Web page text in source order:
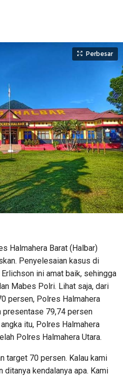
Perbesar
Halmahera Barat (Halbar)
Penyelesaian kasus di
ini amat baik, sehingga
Mabes Polri. Lihat saja, dari
persen, Polres Halmahera
presentase 79,74 persen
itu, Polres Halmahera
Polres Halmahera Utara.
target 70 persen. Kalau kami
ditanya kendalanya apa. Kami